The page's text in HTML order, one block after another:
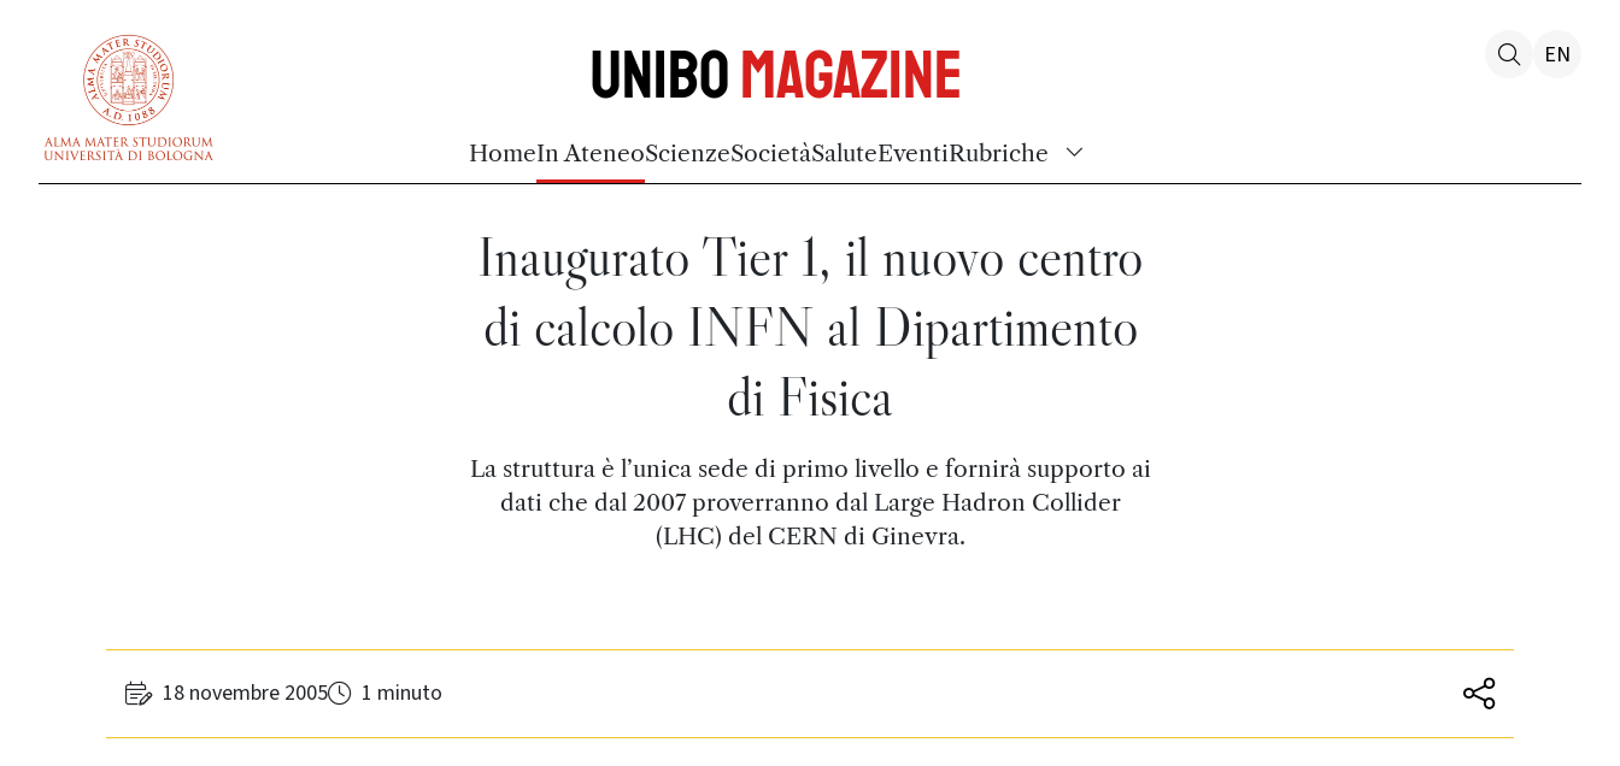
UniboMagazine
HomeIn AteneoScienzeSocietàSaluteEventiRubriche
EN
Inaugurato Tier 1, il nuovo centro
di calcolo INFN al Dipartimento
di Fisica
La struttura è l’unica sede di primo livello e fornirà supporto ai
dati che dal 2007 proverranno dal Large Hadron Collider
(LHC) del CERN di Ginevra.
18 novembre 2005 1 minuto